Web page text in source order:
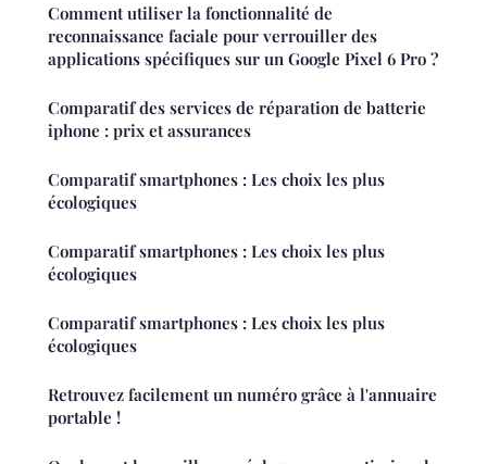
Comment utiliser la fonctionnalité de
reconnaissance faciale pour verrouiller des
applications spécifiques sur un Google Pixel 6 Pro ?
Comparatif des services de réparation de batterie
iphone : prix et assurances
Comparatif smartphones : Les choix les plus
écologiques
Comparatif smartphones : Les choix les plus
écologiques
Comparatif smartphones : Les choix les plus
écologiques
Retrouvez facilement un numéro grâce à l'annuaire
portable !